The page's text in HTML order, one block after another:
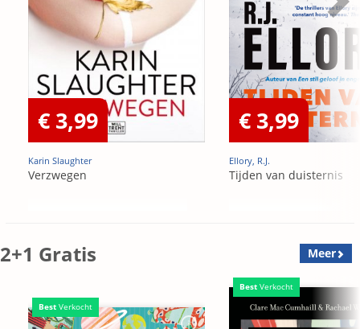
€ 3,99
Karin Slaughter
Verzwegen
€ 3,99
Ellory, R.J.
Tijden van duisternis
2+1 Gratis Meer
Best Verkocht
Best Verkocht